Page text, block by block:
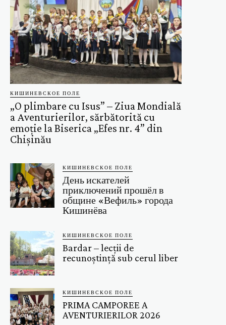
КИШИНЕВСКОЕ ПОЛЕ
„O plimbare cu Isus” – Ziua Mondială
a Aventurierilor, sărbătorită cu
emoție la Biserica „Efes nr. 4” din
Chișinău
КИШИНЕВСКОЕ ПОЛЕ
День искателей
приключений прошёл в
общине «Вефиль» города
Кишинёва
КИШИНЕВСКОЕ ПОЛЕ
Bardar – lecții de
recunoștință sub cerul liber
КИШИНЕВСКОЕ ПОЛЕ
PRIMA CAMPOREE A
AVENTURIERILOR 2026